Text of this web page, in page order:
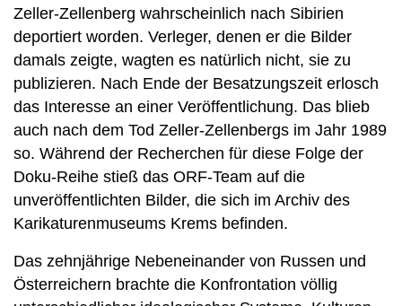
Zeller-Zellenberg wahrscheinlich nach Sibirien
deportiert worden. Verleger, denen er die Bilder
damals zeigte, wagten es natürlich nicht, sie zu
publizieren. Nach Ende der Besatzungszeit erlosch
das Interesse an einer Veröffentlichung. Das blieb
auch nach dem Tod Zeller-Zellenbergs im Jahr 1989
so. Während der Recherchen für diese Folge der
Doku-Reihe stieß das ORF-Team auf die
unveröffentlichten Bilder, die sich im Archiv des
Karikaturenmuseums Krems befinden.
Das zehnjährige Nebeneinander von Russen und
Österreichern brachte die Konfrontation völlig